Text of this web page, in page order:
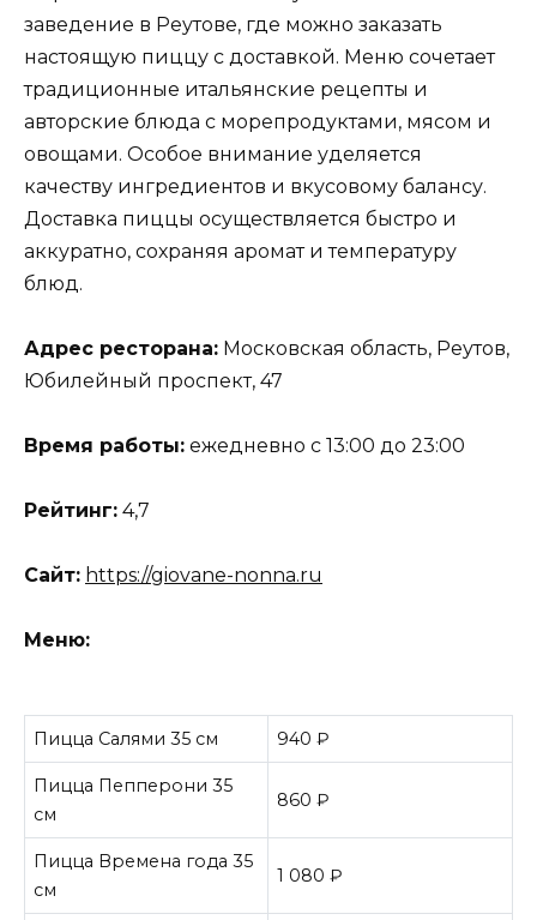
заведение в Реутове, где можно заказать
настоящую пиццу с доставкой. Меню сочетает
традиционные итальянские рецепты и
авторские блюда с морепродуктами, мясом и
овощами. Особое внимание уделяется
качеству ингредиентов и вкусовому балансу.
Доставка пиццы осуществляется быстро и
аккуратно, сохраняя аромат и температуру
блюд.
Адрес ресторана: Московская область, Реутов,
Юбилейный проспект, 47
Время работы: ежедневно с 13:00 до 23:00
Рейтинг: 4,7
Сайт: https://giovane-nonna.ru
Меню:
Пицца Салями 35 см 940 ₽
Пицца Пепперони 35
см
860 ₽
Пицца Времена года 35
см
1 080 ₽